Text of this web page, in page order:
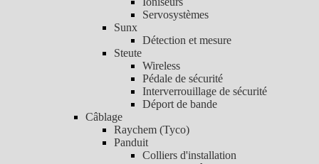
Servosystèmes
Sunx
Détection et mesure
Steute
Wireless
Pédale de sécurité
Interverrouillage de sécurité
Déport de bande
Câblage
Raychem (Tyco)
Panduit
Colliers d'installation